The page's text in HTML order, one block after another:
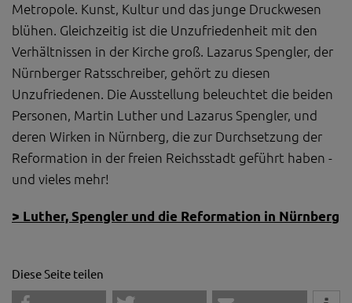
Metropole. Kunst, Kultur und das junge Druckwesen
blühen. Gleichzeitig ist die Unzufriedenheit mit den
Verhältnissen in der Kirche groß. Lazarus Spengler, der
Nürnberger Ratsschreiber, gehört zu diesen
Unzufriedenen. Die Ausstellung beleuchtet die beiden
Personen, Martin Luther und Lazarus Spengler, und
deren Wirken in Nürnberg, die zur Durchsetzung der
Reformation in der freien Reichsstadt geführt haben -
und vieles mehr!
> Luther, Spengler und die Reformation in Nürnberg
Diese Seite teilen